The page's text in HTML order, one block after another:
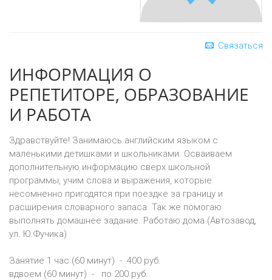
Связаться
ИНФОРМАЦИЯ О
РЕПЕТИТОРЕ, ОБРАЗОВАНИЕ
И РАБОТА
Здравствуйте! Занимаюсь английским языком с
маленькими детишками и школьниками. Осваиваем
дополнительную информацию сверх школьной
программы, учим слова и выражения, которые
несомненно пригодятся при поездке за границу и
расширения словарного запаса. Так же помогаю
выполнять домашнее задание. Работаю дома (Автозавод,
ул. Ю.Фучика)
Занятие 1 час (60 минут) - 400 руб.
вдвоем (60 минут) - по 200 руб.